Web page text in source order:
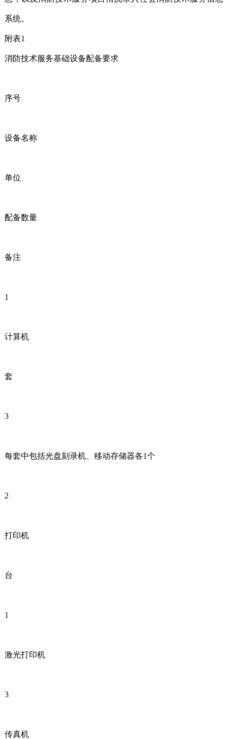
系统。
附表1
消防技术服务基础设备配备要求
序号
设备名称
单位
配备数量
备注
1
计算机
套
3
每套中包括光盘刻录机、移动存储器各1个
2
打印机
台
1
激光打印机
3
传真机